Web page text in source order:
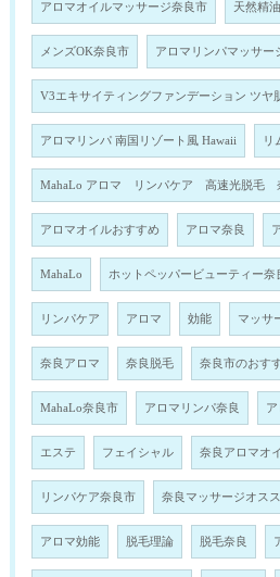
アロマオイルマッサージ奈良市 天然精
メンズOK奈良市 アロマリンパマッサー
V3エキサイティングファンデーション ツヤ
アロマリンパ 南国リゾート風 Hawaii リ
MahaLo アロマ リンパケア 高速光脱毛
アロマオイルおすすめ アロマ奈良
MahaLo ホットペッパービューティー奈
リンパケア アロマ 効能 マッサ
奈良アロマ 奈良脱毛 奈良市のおす
MahaLo奈良市 アロマリンパ奈良
エステ フェイシャル 奈良アロマオ
リンパケア奈良市 奈良マッサージオス
アロマ効能 脱毛理論 脱毛奈良